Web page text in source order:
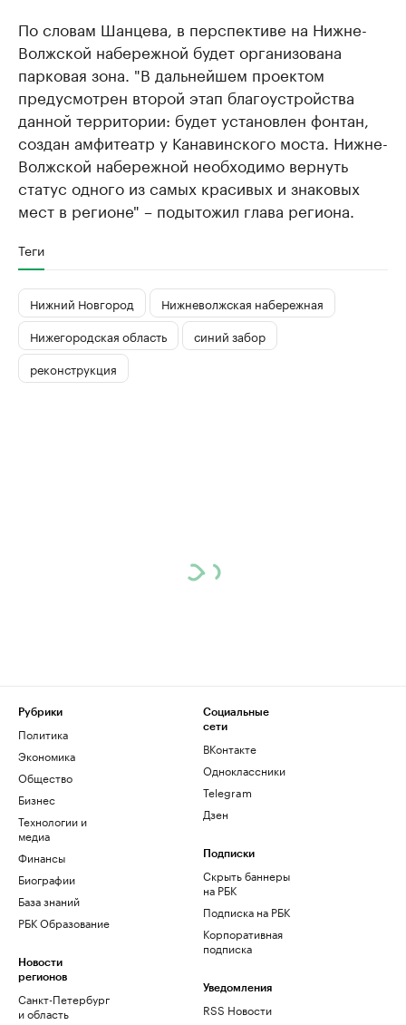
По словам Шанцева, в перспективе на Нижне-
Волжской набережной будет организована
парковая зона. "В дальнейшем проектом
предусмотрен второй этап благоустройства
данной территории: будет установлен фонтан,
создан амфитеатр у Канавинского моста. Нижне-
Волжской набережной необходимо вернуть
статус одного из самых красивых и знаковых
мест в регионе" – подытожил глава региона.
Теги
Нижний Новгород
Нижневолжская набережная
Нижегородская область
синий забор
реконструкция
Рубрики
Политика
Экономика
Общество
Бизнес
Технологии и
медиа
Финансы
Биографии
База знаний
РБК Образование
Новости
регионов
Санкт-Петербург
и область
Социальные
сети
ВКонтакте
Одноклассники
Telegram
Дзен
Подписки
Скрыть баннеры
на РБК
Подписка на РБК
Корпоративная
подписка
Уведомления
RSS Новости